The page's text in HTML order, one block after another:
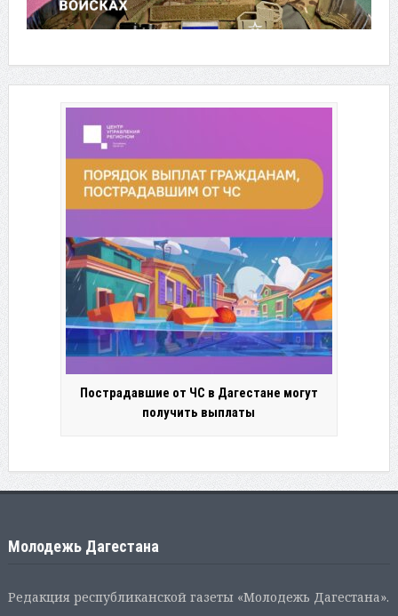
Пострадавшие от ЧС в Дагестане могут
получить выплаты
Молодежь Дагестана
Редакция республиканской газеты «Молодежь Дагестана».